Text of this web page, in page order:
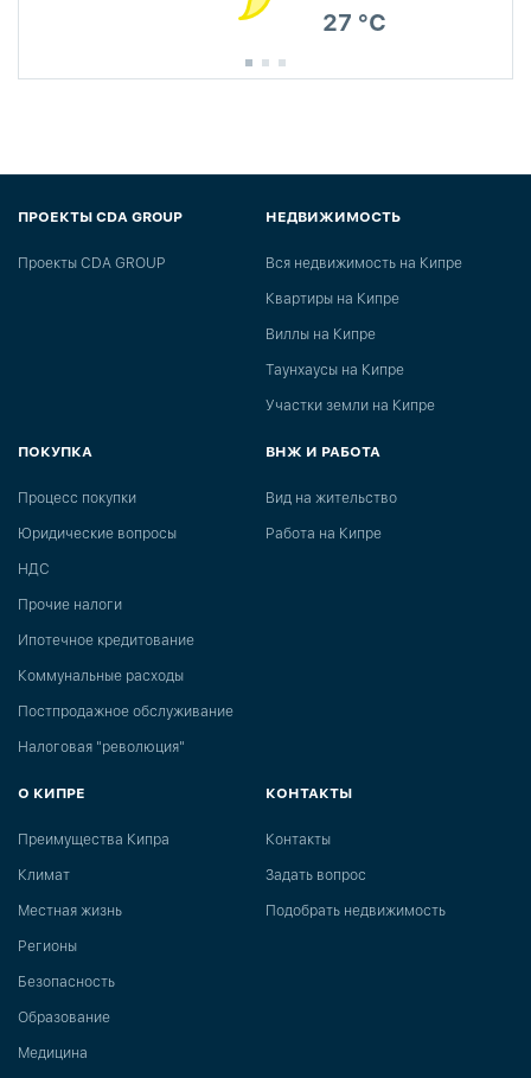
27 °C
ПРОЕКТЫ CDA GROUP
Проекты CDA GROUP
НЕДВИЖИМОСТЬ
Вся недвижимость на Кипре
Квартиры на Кипре
Виллы на Кипре
Таунхаусы на Кипре
Участки земли на Кипре
ПОКУПКА
Процесс покупки
Юридические вопросы
НДС
Прочие налоги
Ипотечное кредитование
Коммунальные расходы
Постпродажное обслуживание
Налоговая "революция"
ВНЖ И РАБОТА
Вид на жительство
Работа на Кипре
О КИПРЕ
Преимущества Кипра
Климат
Местная жизнь
Регионы
Безопасность
Образование
Медицина
КОНТАКТЫ
Контакты
Задать вопрос
Подобрать недвижимость